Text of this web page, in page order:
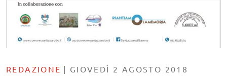
REDAZIONE | GIOVEDÌ 2 AGOSTO 2018